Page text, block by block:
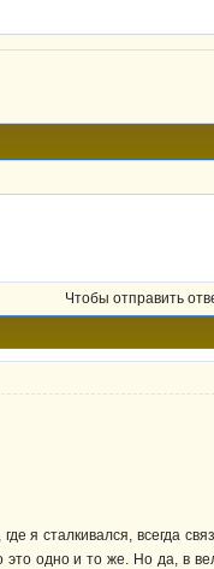
Чтобы отправить
я сталкивался, всегда
это одно и то же. Но да, в